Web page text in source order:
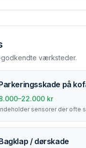
godkendte værksteder.
på
kr
sensorer der ofte
/ dørskade